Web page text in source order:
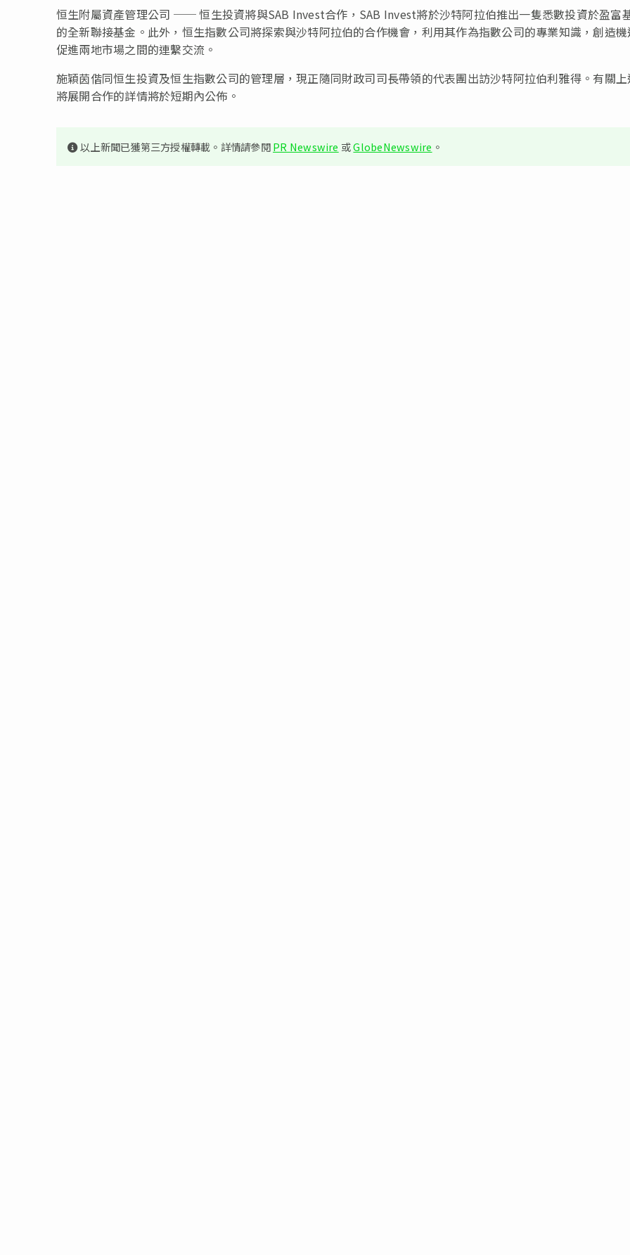
恒生附屬資產管理公司 ── 恒生投資將與SAB Invest合作，SAB Invest將於沙特阿拉伯推出一隻悉數投資於盈富
的全新聯接基金。此外，恒生指數公司將探索與沙特阿拉伯的合作機會，利用其作為指數公司的專業知識，創造機
促進兩地市場之間的連繫交流。
施穎茵偕同恒生投資及恒生指數公司的管理層，現正隨同財政司司長帶領的代表團出訪沙特阿拉伯利雅得。有關上
將展開合作的詳情將於短期內公佈。
以上新聞已獲第三方授權轉載。詳情請參閱PR Newswire 或GlobeNewswire 。